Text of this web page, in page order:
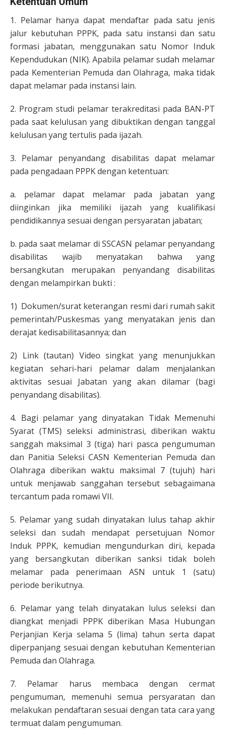
1. Pelamar hanya dapat mendaftar pada satu jenis
jalur kebutuhan PPPK, pada satu instansi dan satu
formasi jabatan, menggunakan satu Nomor Induk
Kependudukan (NIK). Apabila pelamar sudah melamar
pada Kementerian Pemuda dan Olahraga, maka tidak
dapat melamar pada instansi lain.
2. Program studi pelamar terakreditasi pada BAN-PT
pada saat kelulusan yang dibuktikan dengan tanggal
kelulusan yang tertulis pada ijazah.
3. Pelamar penyandang disabilitas dapat melamar
pada pengadaan PPPK dengan ketentuan:
a. pelamar dapat melamar pada jabatan yang
diinginkan jika memiliki ijazah yang kualifikasi
pendidikannya sesuai dengan persyaratan jabatan;
b. pada saat melamar di SSCASN pelamar penyandang
disabilitas wajib menyatakan bahwa yang
bersangkutan merupakan penyandang disabilitas
dengan melampirkan bukti :
1) Dokumen/surat keterangan resmi dari rumah sakit
pemerintah/Puskesmas yang menyatakan jenis dan
derajat kedisabilitasannya; dan
2) Link (tautan) Video singkat yang menunjukkan
kegiatan sehari-hari pelamar dalam menjalankan
aktivitas sesuai Jabatan yang akan dilamar (bagi
penyandang disabilitas).
4. Bagi pelamar yang dinyatakan Tidak Memenuhi
Syarat (TMS) seleksi administrasi, diberikan waktu
sanggah maksimal 3 (tiga) hari pasca pengumuman
dan Panitia Seleksi CASN Kementerian Pemuda dan
Olahraga diberikan waktu maksimal 7 (tujuh) hari
untuk menjawab sanggahan tersebut sebagaimana
tercantum pada romawi VII.
5. Pelamar yang sudah dinyatakan lulus tahap akhir
seleksi dan sudah mendapat persetujuan Nomor
Induk PPPK, kemudian mengundurkan diri, kepada
yang bersangkutan diberikan sanksi tidak boleh
melamar pada penerimaan ASN untuk 1 (satu)
periode berikutnya.
6. Pelamar yang telah dinyatakan lulus seleksi dan
diangkat menjadi PPPK diberikan Masa Hubungan
Perjanjian Kerja selama 5 (lima) tahun serta dapat
diperpanjang sesuai dengan kebutuhan Kementerian
Pemuda dan Olahraga.
7. Pelamar harus membaca dengan cermat
pengumuman, memenuhi semua persyaratan dan
melakukan pendaftaran sesuai dengan tata cara yang
termuat dalam pengumuman.